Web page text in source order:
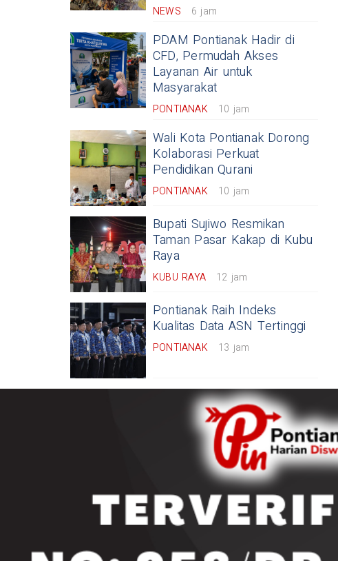
NEWS 6 jam
PDAM Pontianak Hadir di
CFD, Permudah Akses
Layanan Air untuk
Masyarakat
PONTIANAK 10 jam
Wali Kota Pontianak Dorong
Kolaborasi Perkuat
Pendidikan Qurani
PONTIANAK 10 jam
Bupati Sujiwo Resmikan
Taman Pasar Kakap di Kubu
Raya
KUBU RAYA 12 jam
Pontianak Raih Indeks
Kualitas Data ASN Tertinggi
PONTIANAK 13 jam